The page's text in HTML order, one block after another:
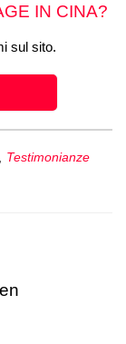
IN CINA?
sul sito.
, Testimonianze